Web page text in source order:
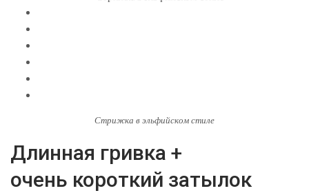
Стрижка в эльфийском стиле
Длинная гривка +
очень короткий затылок